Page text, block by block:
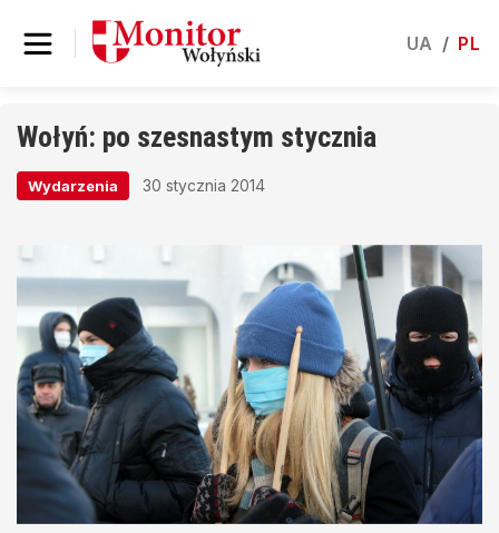
UA / PL
Wołyń: po szesnastym stycznia
Wydarzenia 30 stycznia 2014